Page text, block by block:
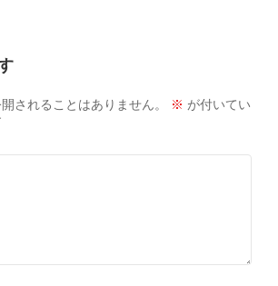
されることはありません。 ※ が付いてい